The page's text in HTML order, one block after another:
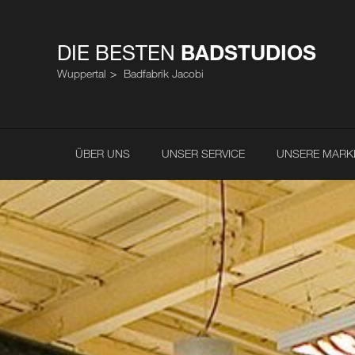
DIE BESTEN BADSTUDIOS
Wuppertal Badfabrik Jacobi
ÜBER UNS UNSER SERVICE UNSERE